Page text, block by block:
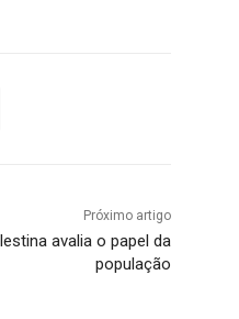
Próximo artigo
avalia o papel da
população